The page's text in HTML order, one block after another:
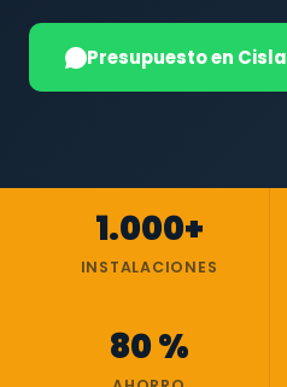
Presupuesto en Cisla
1.000+
INSTALACIONES
80 %